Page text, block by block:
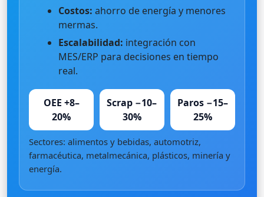
Costos: ahorro de energía y menores
mermas.
Escalabilidad: integración con
MES/ERP para decisiones en tiempo
real.
OEE +8–
20%
Scrap −10–
30%
Paros −15–
25%
Sectores: alimentos y bebidas, automotriz,
farmacéutica, metalmecánica, plásticos, minería y
energía.